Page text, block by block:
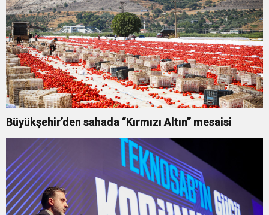
Büyükşehir’den sahada “Kırmızı Altın” mesaisi